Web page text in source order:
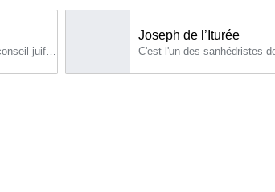
Joseph de l’Iturée